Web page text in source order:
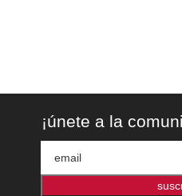
¡únete a la